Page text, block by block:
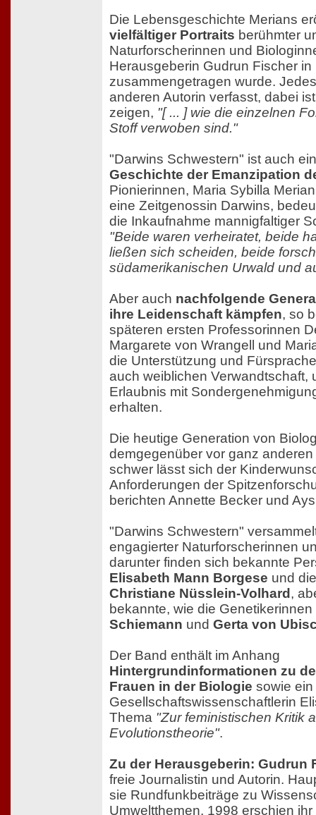
Die Lebensgeschichte Merians
vielfältiger Portraits berühmter
Naturforscherinnen und
Herausgeberin Gudrun Fischer in
zusammengetragen wurde.
anderen Autorin verfasst, dabei
zeigen, "[ ... ] wie die einzelnen
Stoff verwoben sind."
"Darwins Schwestern" ist auch
Geschichte der Emanzipation
Pionierinnen, Maria Sybilla
eine Zeitgenossin Darwins,
die Inkaufnahme mannigfaltiger
"Beide waren verheiratet, beide
ließen sich scheiden, beide
südamerikanischen Urwald und
Aber auch nachfolgende
ihre Leidenschaft kämpfen, so
späteren ersten Professorinnen
Margarete von Wrangell und
die Unterstützung und
auch weiblichen Verwandtschaft,
Erlaubnis mit
erhalten.
Die heutige Generation von
demgegenüber vor ganz
schwer lässt sich der
Anforderungen der
berichten Annette Becker und
"Darwins Schwestern"
engagierter Naturforscherinnen
darunter finden sich bekannte
Elisabeth Mann Borgese und
Christiane Nüsslein-Volhard ,
bekannte, wie die Genetikerinnen
Schiemann und Gerta von
Der Band enthält im Anhang
Hintergrundinformationen zu
Frauen in der Biologie sowie
Gesellschaftswissenschaftlerin
Thema "Zur feministischen Kritik
Evolutionstheorie".
Zu der Herausgeberin: Gudrun
freie Journalistin und Autorin.
sie Rundfunkbeiträge zu
Umweltthemen. 1998 erschien